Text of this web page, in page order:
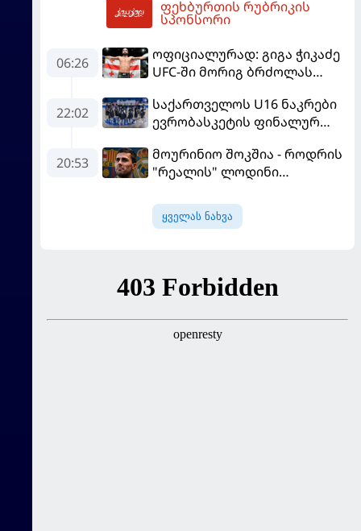
ეგვიპტელი ფეხბურთელის
წარდგენისას
ფეხბურთის რუბრიკის
სპონსორი
06:26
ოფიციალურად: გიგა ჭიკაძე
UFC-ში მორიგ ბრძოლას
22:02
საქართველოს U16 ნაკრები
ევრობასკეტის ფინალურ
ასპარეზობას იწყებს
20:53
მოურინიო შოკშია - როდრის
"რეალის" ლოდინი
"ბარსელონაში" გადადის
ყველას ნახვა